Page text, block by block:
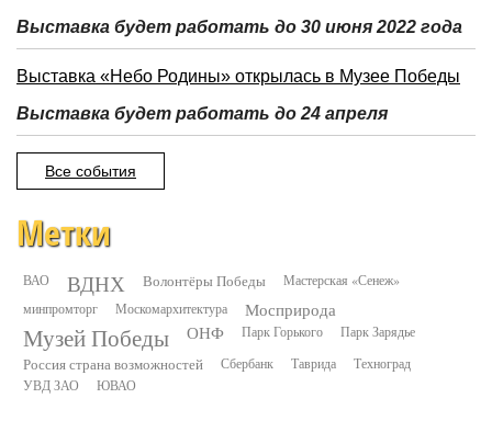
Выставка будет работать до 30 июня 2022 года
Выставка «Небо Родины» открылась в Музее Победы
Выставка будет работать до 24 апреля
Все события
Метки
ВАО ВДНХ Волонтёры Победы
Мастерская «Сенеж»
минпромторг
Москомархитектура Мосприрода
Музей Победы ОНФ Парк Горького Парк Зарядье
Россия страна возможностей Сбербанк Таврида
Техноград
УВД ЗАО
ЮВАО